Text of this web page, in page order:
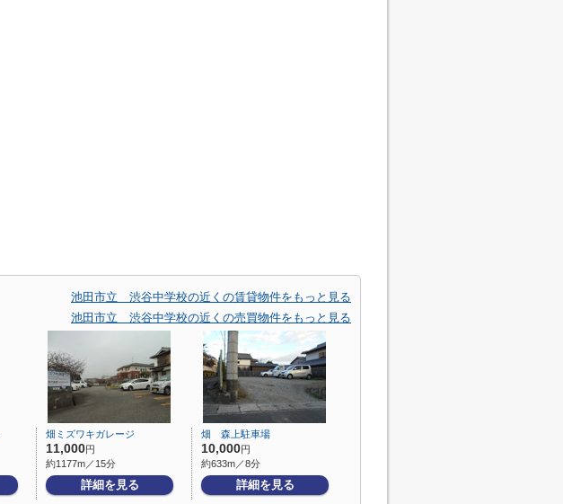
池田市立 渋谷中学校の近くの賃貸物件をもっと見る
池田市立 渋谷中学校の近くの売買物件をもっと見る
畑ミズワキガレージ
11,000円
約1177m／15分
詳細を見る
畑 森上駐車場
10,000円
約633m／8分
詳細を見る